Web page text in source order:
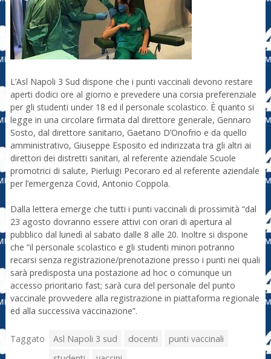
L’Asl Napoli 3 Sud dispone che i punti vaccinali devono restare
aperti dodici ore al giorno e prevedere una corsia preferenziale
per gli studenti under 18 ed il personale scolastico. È quanto si
legge in una circolare firmata dal direttore generale, Gennaro
Sosto, dal direttore sanitario, Gaetano D’Onofrio e da quello
amministrativo, Giuseppe Esposito ed indirizzata tra gli altri ai
direttori dei distretti sanitari, al referente aziendale Scuole
promotrici di salute, Pierluigi Pecoraro ed al referente aziendale
per l’emergenza Covid, Antonio Coppola.
Dalla lettera emerge che tutti i punti vaccinali di prossimità “dal
23 agosto dovranno essere attivi con orari di apertura al
pubblico dal lunedì al sabato dalle 8 alle 20. Inoltre si dispone
che “il personale scolastico e gli studenti minori potranno
recarsi senza registrazione/prenotazione presso i punti nei quali
sarà predisposta una postazione ad hoc o comunque un
accesso prioritario fast; sarà cura del personale del punto
vaccinale provvedere alla registrazione in piattaforma regionale
ed alla successiva vaccinazione”.
Taggato Asl Napoli 3 sud docenti
punti vaccinali